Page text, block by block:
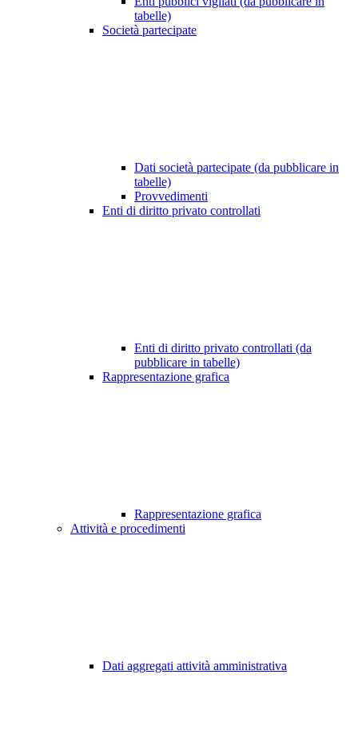
tabelle)
Società partecipate
Dati società partecipate (da pubblicare in
tabelle)
Provvedimenti
Enti di diritto privato controllati
Enti di diritto privato controllati (da
pubblicare in tabelle)
Rappresentazione grafica
Rappresentazione grafica
Attività e procedimenti
Dati aggregati attività amministrativa